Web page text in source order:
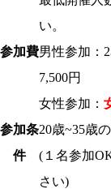
い。
参加費男性参加：
7,500円
女性参加：
参加条
件
20歳~35歳
(１名参加
さい)